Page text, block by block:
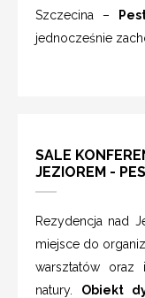
Szczecina –
jednocześnie
SALE
JEZIOREM -
Rezydencja nad
miejsce do
warsztatów oraz
natury. Obiekt